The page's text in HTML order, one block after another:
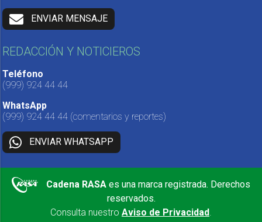
ENVIAR MENSAJE
REDACCIÓN Y NOTICIEROS
Teléfono
(999) 924 44 44
WhatsApp
(999) 924 44 44 (comentarios y reportes)
ENVIAR WHATSAPP
Cadena RASA es una marca registrada. Derechos
reservados.
Consulta nuestro Aviso de Privacidad.